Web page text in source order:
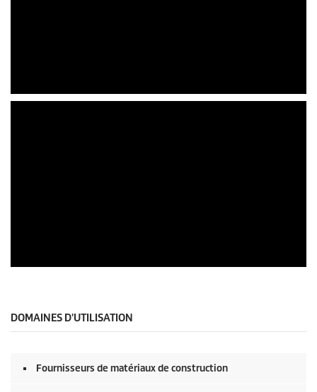
DOMAINES D'UTILISATION
Fournisseurs de matériaux de construction